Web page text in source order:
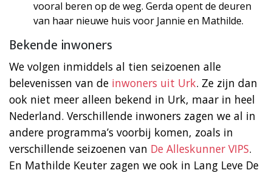
vooral beren op de weg. Gerda opent de deuren
van haar nieuwe huis voor Jannie en Mathilde.
Bekende inwoners
We volgen inmiddels al tien seizoenen alle
belevenissen van de inwoners uit Urk. Ze zijn dan
ook niet meer alleen bekend in Urk, maar in heel
Nederland. Verschillende inwoners zagen we al in
andere programma’s voorbij komen, zoals in
verschillende seizoenen van De Alleskunner VIPS.
En Mathilde Keuter zagen we ook in Lang Leve De